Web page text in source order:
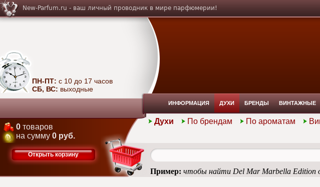
New-Parfum.ru - ваш личный проводник в мире парфюмерии!
ПН-ПТ: с 10 до 17 часов
СБ, ВС: выходные
ИНФОРМАЦИЯ ДУХИ БРЕНДЫ ВИНТАЖНЫЕ
Духи По брендам По ароматам
0 товаров
на сумму 0 руб.
Открыть корзину
Пример: чтобы найти Del Mar Marbella Edition